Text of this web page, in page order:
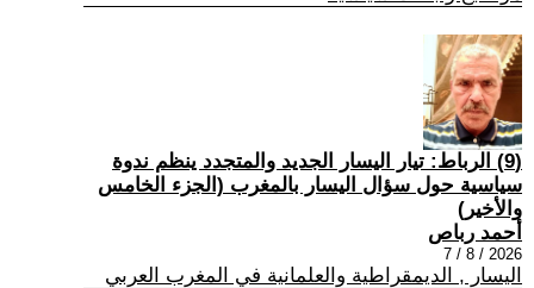
(9) الرباط: تيار اليسار الجديد والمتجدد ينظم ندوة
سياسية حول سؤال اليسار بالمغرب (الجزء الخامس
والأخير)
أحمد رباص
2026 / 8 / 7
اليسار , الديمقراطية والعلمانية في المغرب العربي